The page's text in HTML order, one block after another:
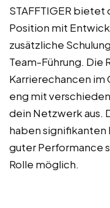
STAFFTIGER
Position mit
zusätzliche
Team-Führung.
Karrierechancen
eng mit
dein Netzwerk aus.
haben signifikanten
guter Performance
Rolle möglich.